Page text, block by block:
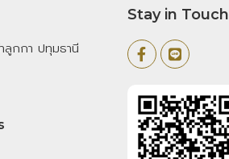
ลูกกา ปทุมธานี
Stay in Touch